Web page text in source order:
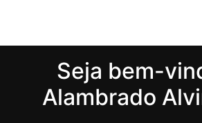
Seja bem-
Alambrado